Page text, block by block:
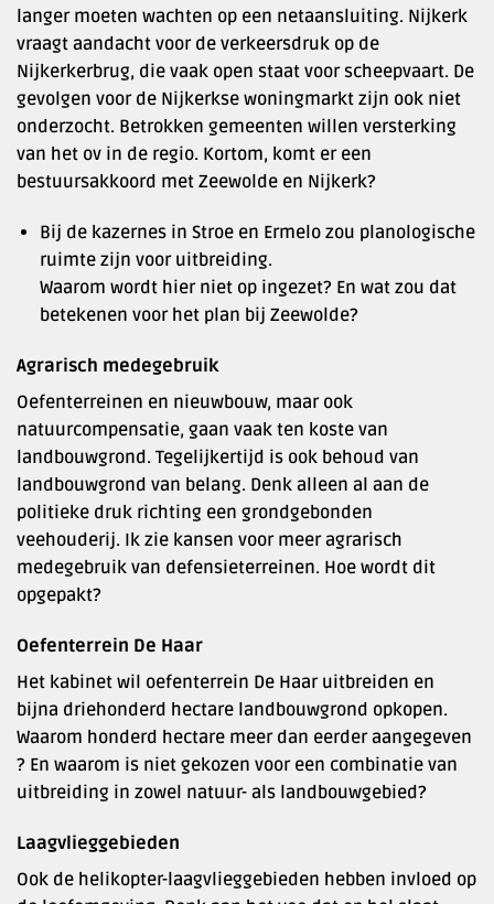
langer moeten wachten op een netaansluiting. Nijkerk
vraagt aandacht voor de verkeersdruk op de
Nijkerkerbrug, die vaak open staat voor scheepvaart. De
gevolgen voor de Nijkerkse woningmarkt zijn ook niet
onderzocht. Betrokken gemeenten willen versterking
van het ov in de regio. Kortom, komt er een
bestuursakkoord met Zeewolde en Nijkerk?
Bij de kazernes in Stroe en Ermelo zou planologische
ruimte zijn voor uitbreiding.
Waarom wordt hier niet op ingezet? En wat zou dat
betekenen voor het plan bij Zeewolde?
Agrarisch medegebruik
Oefenterreinen en nieuwbouw, maar ook
natuurcompensatie, gaan vaak ten koste van
landbouwgrond. Tegelijkertijd is ook behoud van
landbouwgrond van belang. Denk alleen al aan de
politieke druk richting een grondgebonden
veehouderij. Ik zie kansen voor meer agrarisch
medegebruik van defensieterreinen. Hoe wordt dit
opgepakt?
Oefenterrein De Haar
Het kabinet wil oefenterrein De Haar uitbreiden en
bijna driehonderd hectare landbouwgrond opkopen.
Waarom honderd hectare meer dan eerder aangegeven
? En waarom is niet gekozen voor een combinatie van
uitbreiding in zowel natuur- als landbouwgebied?
Laagvlieggebieden
Ook de helikopter-laagvlieggebieden hebben invloed op